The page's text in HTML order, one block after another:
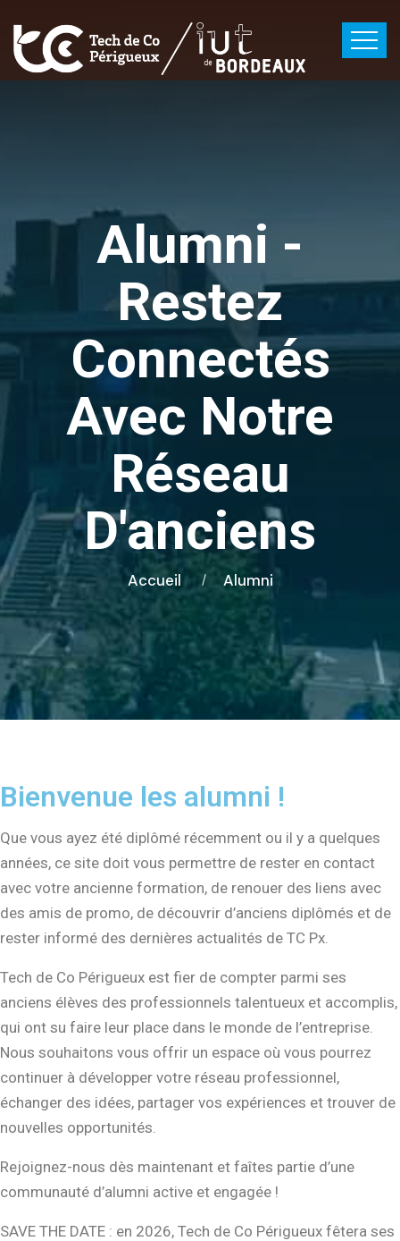
Alumni -
Restez
Connectés
Avec Notre
Réseau
D'anciens
Accueil Alumni
Bienvenue les alumni !
Que vous ayez été diplômé récemment ou il y a quelques
années, ce site doit vous permettre de rester en contact
avec votre ancienne formation, de renouer des liens avec
des amis de promo, de découvrir d’anciens diplômés et de
rester informé des dernières actualités de TC Px.
Tech de Co Périgueux est fier de compter parmi ses
anciens élèves des professionnels talentueux et accomplis,
qui ont su faire leur place dans le monde de l’entreprise.
Nous souhaitons vous offrir un espace où vous pourrez
continuer à développer votre réseau professionnel,
échanger des idées, partager vos expériences et trouver de
nouvelles opportunités.
Rejoignez-nous dès maintenant et faîtes partie d’une
communauté d’alumni active et engagée !
SAVE THE DATE : en 2026, Tech de Co Périgueux fêtera ses